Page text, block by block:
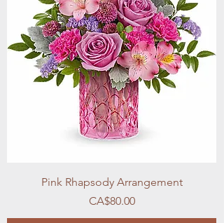
Pink Rhapsody Arrangement
價格
CA$80.00